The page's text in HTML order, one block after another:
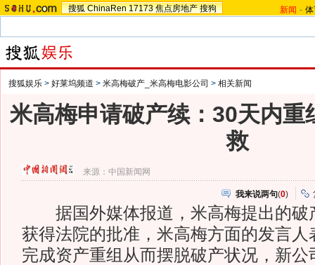
搜狐 ChinaRen 17173 焦点房地产 搜狗 新闻 -
搜狐娱乐 > 好莱坞频道 > 米高梅破产_米高梅电影公司 > 相关新闻
米高梅申请破产续：30天内重
救
来源： 中国新闻网
我来说两句(0)
据国外媒体报道，米高梅提出的破
获得法院的批准，米高梅方面的发言人
完成资产重组从而摆脱破产状况，新公